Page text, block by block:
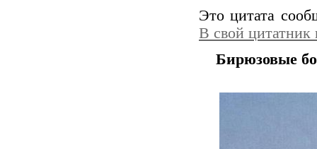
Это цитата
В свой цитатник
Бирюзовые